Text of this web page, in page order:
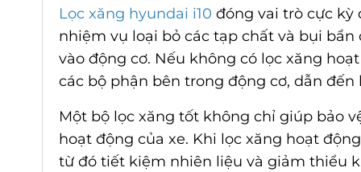
Lọc xăng hyundai i10 đóng vai trò cực kỳ
nhiệm vụ loại bỏ các tạp chất và bụi
vào động cơ. Nếu không có lọc xăng
các bộ phận bên trong động cơ, dẫn
Một bộ lọc xăng tốt không chỉ giúp bảo
hoạt động của xe. Khi lọc xăng hoạt
từ đó tiết kiệm nhiên liệu và giảm thiểu